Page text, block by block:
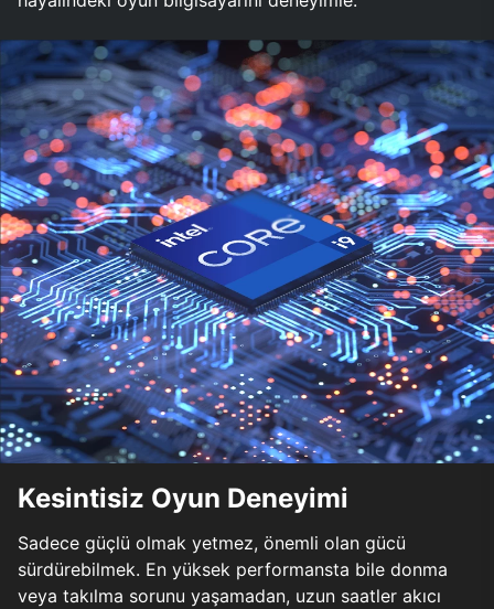
Kesintisiz Oyun Deneyimi
Sadece güçlü olmak yetmez, önemli olan gücü
sürdürebilmek. En yüksek performansta bile donma
veya takılma sorunu yaşamadan, uzun saatler akıcı